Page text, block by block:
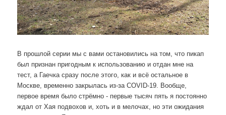
В прошлой серии мы с вами остановились на том, что пикап
был признан пригодным к использованию и отдан мне на
тест, а Гаечка сразу после этого, как и всё остальное в
Москве, временно закрылась из-за COVID-19. Вообще,
первое время было стрёмно - первые тысяч пять я постоянно
ждал от Хая подвохов и, хоть и в мелочах, но эти ожидания